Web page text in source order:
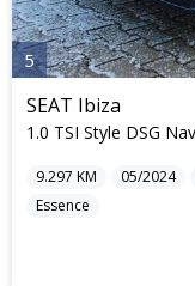
5
SEAT Ibiza
1.0 TSI Style DSG
9.297 KM 05/2024
Essence